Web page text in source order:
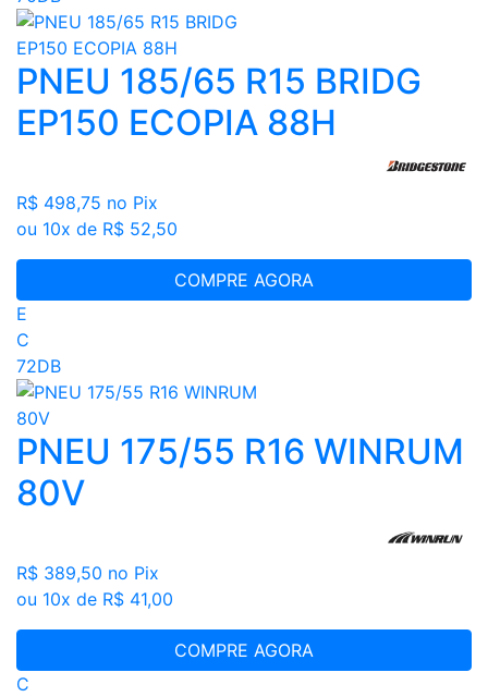
PNEU 185/65 R15 BRIDG
EP150 ECOPIA 88H
R$ 498,75 no Pix
ou 10x de R$ 52,50
COMPRE AGORA
E
C
72DB
PNEU 175/55 R16 WINRUM
80V
R$ 389,50 no Pix
ou 10x de R$ 41,00
COMPRE AGORA
C